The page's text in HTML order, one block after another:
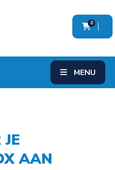
0
MENU
AAN